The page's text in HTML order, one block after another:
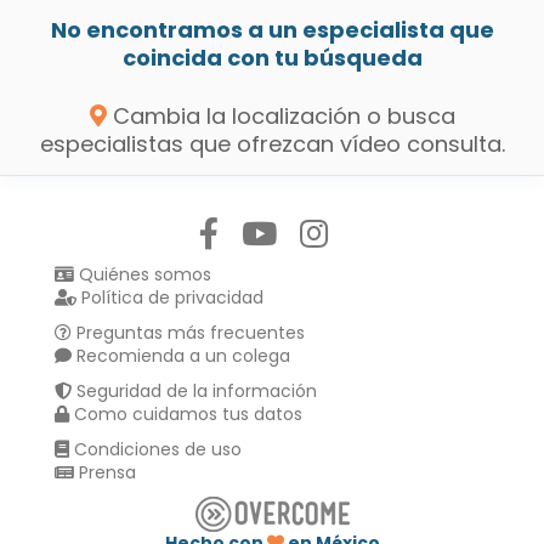
No encontramos a un especialista que
coincida con tu búsqueda
Cambia la localización o busca
especialistas que ofrezcan vídeo consulta.
Quiénes somos
Política de privacidad
Preguntas más frecuentes
Recomienda a un colega
Seguridad de la información
Como cuidamos tus datos
Condiciones de uso
Prensa